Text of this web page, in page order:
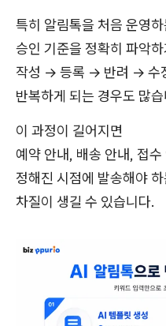
특히 알림톡을 처음 운영
승인 기준을 정확히 파악
작성 → 등록 → 반려 → 수
반복하게 되는 경우도 많
이 과정이 길어지면
예약 안내, 배송 안내, 접
정해진 시점에 발송해야
차질이 생길 수 있습니다.